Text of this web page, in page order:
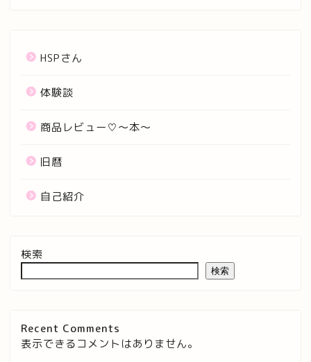
HSPさん
体験談
商品レビュー♡〜本〜
旧暦
自己紹介
検索
検索
Recent Comments
表示できるコメントはありません。